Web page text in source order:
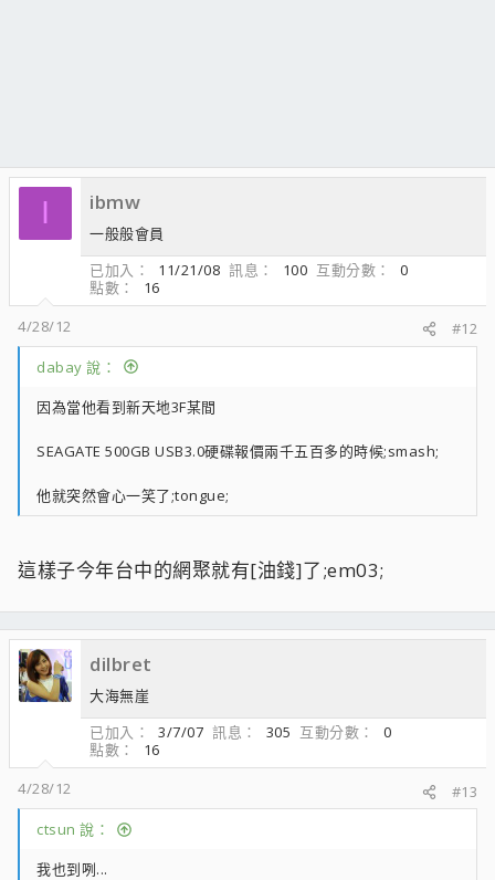
I ibmw
一般般會員
已加入
11/21/08 訊息 100 互動分數
0
點數
16
4/28/12
#12
dabay 說：
因為當他看到新天地3F某間
SEAGATE 500GB USB3.0硬碟報價兩千五百多的時候;smash;
他就突然會心一笑了;tongue;
這樣子今年台中的網聚就有[油錢]了;em03;
dilbret
大海無崖
已加入
3/7/07 訊息 305 互動分數
0
點數
16
4/28/12
#13
ctsun 說：
我也到咧...